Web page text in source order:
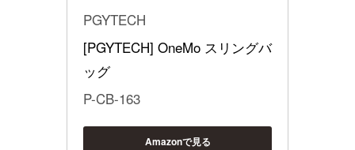
PGYTECH
[PGYTECH] OneMo スリングバ
ッグ
P-CB-163
Amazonで見る